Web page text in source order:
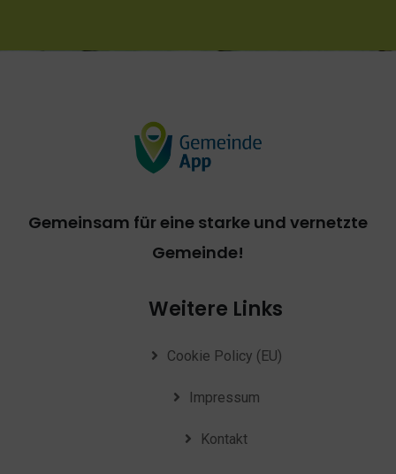
Gemeinsam für eine starke und vernetzte
Gemeinde!
Weitere Links
Cookie Policy (EU)
Impressum
Kontakt